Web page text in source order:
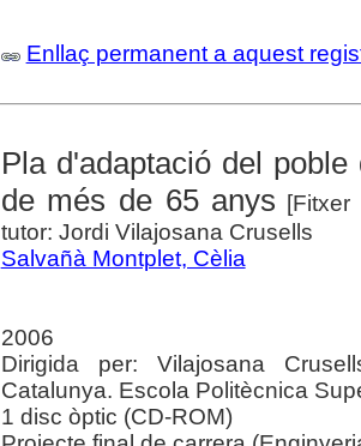
Enllaç permanent a aquest
Pla d'adaptació del
de més de 65 anys
tutor: Jordi Vilajosana Crusells
Salvañà Montplet, Cèlia
2006
Dirigida per: Vilajosana
Catalunya. Escola Politècnica
1 disc òptic (CD-ROM)